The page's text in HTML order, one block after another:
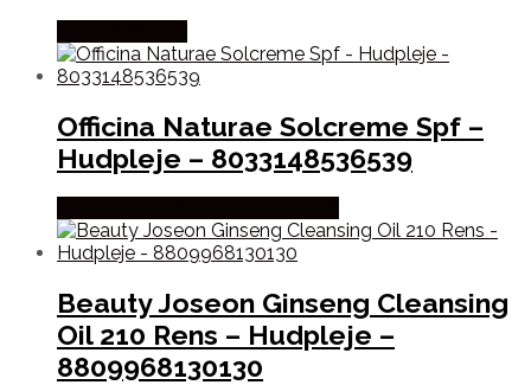
Officina Naturae Solcreme Spf –
Hudpleje – 8033148536539
Beauty Joseon Ginseng Cleansing
Oil 210 Rens – Hudpleje –
8809968130130